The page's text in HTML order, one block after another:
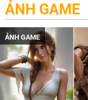
ẢNH GAME
ẢNH GAME